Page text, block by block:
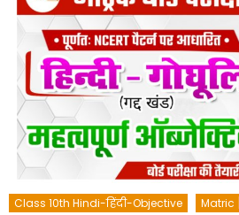
Class 10th Hindi-हिंदी-Objective Matric